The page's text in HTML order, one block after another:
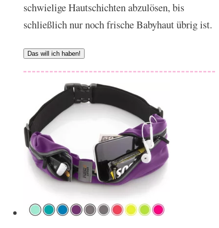
schwielige Hautschichten abzulösen, bis
schließlich nur noch frische Babyhaut übrig ist.
Das will ich haben!